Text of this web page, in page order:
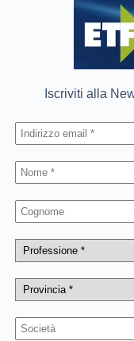
Iscriviti alla